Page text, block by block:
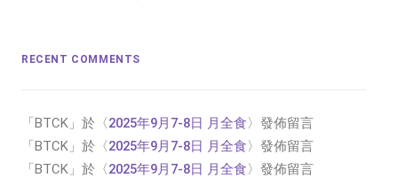
RECENT COMMENTS
「BTCK 」於〈2025年9月7-8日 月全食〉發佈留言
「BTCK 」於〈2025年9月7-8日 月全食〉發佈留言
「BTCK 」於〈2025年9月7-8日 月全食〉發佈留言